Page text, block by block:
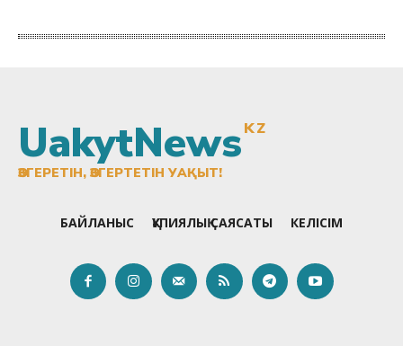
UakytNewsKZ
ӨЗГЕРЕТІН, ӨЗГЕРТЕТІН УАҚЫТ!
БАЙЛАНЫС ҚҰПИЯЛЫҚ САЯСАТЫ КЕЛІСІМ